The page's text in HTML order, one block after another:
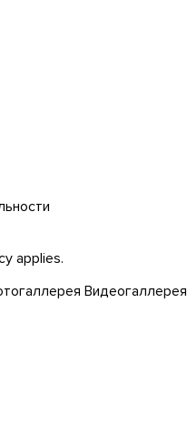
applies.
Видеогаллерея